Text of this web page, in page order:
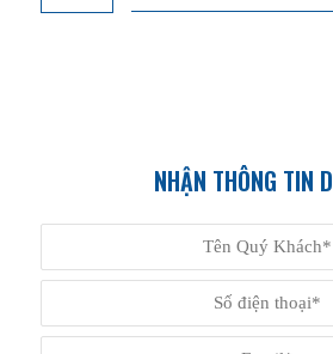
NHẬN THÔNG TIN